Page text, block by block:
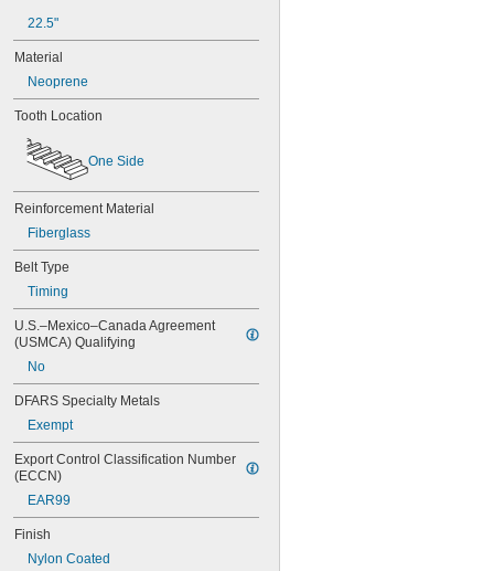
68MXL012
68MXL025
70MXL012
70XL025
70XL037
72MXL012
72MXL025
76MXL012
76MXL025
76XL025
76XL031
76XL037
80MXL012
80XL025
80XL031
80XL037
82MXL012
82MXL025
84MXL012
84MXL025
86L050
86L075
86L100
88MXL012
88MXL025
90MXL012
22.5"
Material
Neoprene
Tooth Location
One Side
Reinforcement Material
Fiberglass
Belt Type
Timing
U.S.–Mexico–Canada Agreement
(USMCA) Qualifying
No
DFARS Specialty Metals
Exempt
Export Control Classification Number
(ECCN)
EAR99
Finish
Nylon Coated